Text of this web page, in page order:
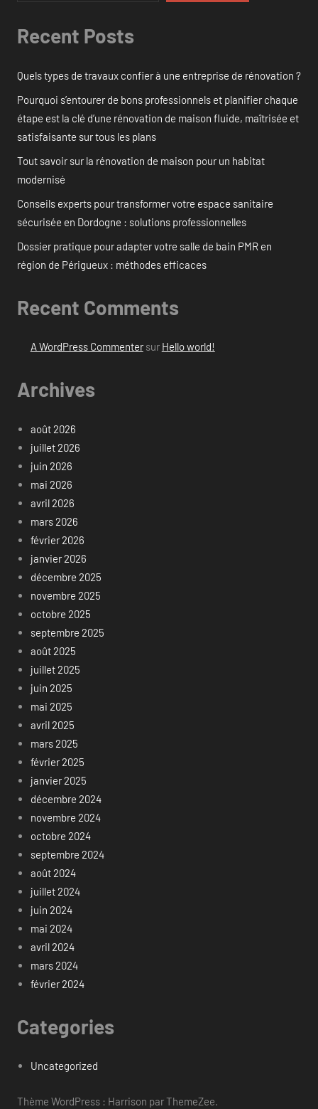
Recent Posts
Quels types de travaux confier à une entreprise de rénovation ?
Pourquoi s’entourer de bons professionnels et planifier chaque
étape est la clé d’une rénovation de maison fluide, maîtrisée et
satisfaisante sur tous les plans
Tout savoir sur la rénovation de maison pour un habitat
modernisé
Conseils experts pour transformer votre espace sanitaire
sécurisée en Dordogne : solutions professionnelles
Dossier pratique pour adapter votre salle de bain PMR en
région de Périgueux : méthodes efficaces
Recent Comments
A WordPress Commentersur Hello world!
Archives
août 2026
juillet 2026
juin 2026
mai 2026
avril 2026
mars 2026
février 2026
janvier 2026
décembre 2025
novembre 2025
octobre 2025
septembre 2025
août 2025
juillet 2025
juin 2025
mai 2025
avril 2025
mars 2025
février 2025
janvier 2025
décembre 2024
novembre 2024
octobre 2024
septembre 2024
août 2024
juillet 2024
juin 2024
mai 2024
avril 2024
mars 2024
février 2024
Categories
Uncategorized
Thème WordPress : Harrison par ThemeZee.